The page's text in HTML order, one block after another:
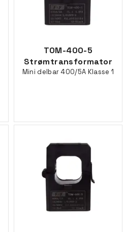
TOM-400-5
Strømtransformator
Mini delbar 400/5A Klasse 1